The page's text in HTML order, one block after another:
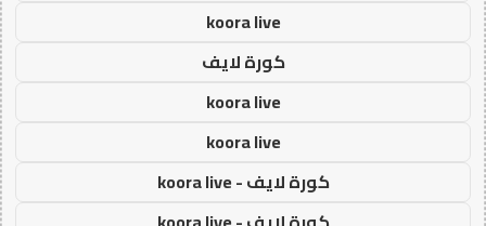
koora live
كورة لايف
koora live
koora live
كورة لايف - koora live